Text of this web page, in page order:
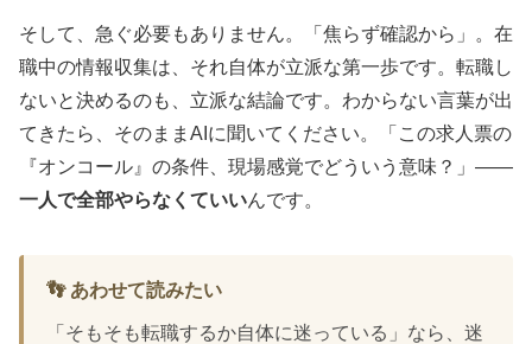
そして、急ぐ必要もありません。「焦らず確認から」。在
職中の情報収集は、それ自体が立派な第一歩です。転職し
ないと決めるのも、立派な結論です。わからない言葉が出
てきたら、そのままAIに聞いてください。「この求人票の
『オンコール』の条件、現場感覚でどういう意味？」——
一人で全部やらなくていいんです。
👣 あわせて読みたい
「そもそも転職するか自体に迷っている」なら、迷